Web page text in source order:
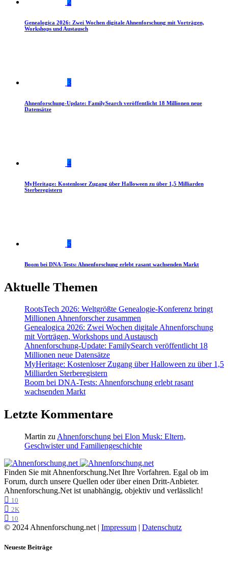
Genealogica 2026: Zwei Wochen digitale Ahnenforschung mit Vorträgen,
Workshops und Austausch
3
Ahnenforschung-Update: FamilySearch veröffentlicht 18 Millionen neue
Datensätze
4
MyHeritage: Kostenloser Zugang über Halloween zu über 1,5 Milliarden
Sterberegistern
5
Boom bei DNA-Tests: Ahnenforschung erlebt rasant wachsenden Markt
Aktuelle Themen
RootsTech 2026: Weltgrößte Genealogie-Konferenz bringt
Millionen Ahnenforscher zusammen
Genealogica 2026: Zwei Wochen digitale Ahnenforschung
mit Vorträgen, Workshops und Austausch
Ahnenforschung-Update: FamilySearch veröffentlicht 18
Millionen neue Datensätze
MyHeritage: Kostenloser Zugang über Halloween zu über 1,5
Milliarden Sterberegistern
Boom bei DNA-Tests: Ahnenforschung erlebt rasant
wachsenden Markt
Letzte Kommentare
Martin zu Ahnenforschung bei Elon Musk: Eltern,
Geschwister und Familiengeschichte
Finden Sie mit Ahnenforschung.Net Ihre Vorfahren. Egal ob im
Forum, durch unsere Quellen oder über einen Dritt-Anbieter.
Ahnenforschung.Net ist unabhängig, objektiv und verlässlich!
10
2K
10
© 2024 Ahnenforschung.net | Impressum | Datenschutz
Neueste Beiträge